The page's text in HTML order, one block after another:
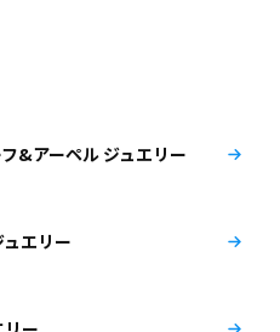
&アーペル ジュエリー
エリー